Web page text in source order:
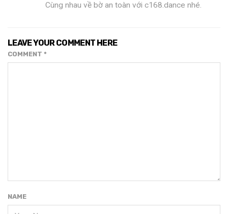
Cùng nhau về bờ an toàn với c168.dance nhé.
LEAVE YOUR COMMENT HERE
COMMENT *
NAME